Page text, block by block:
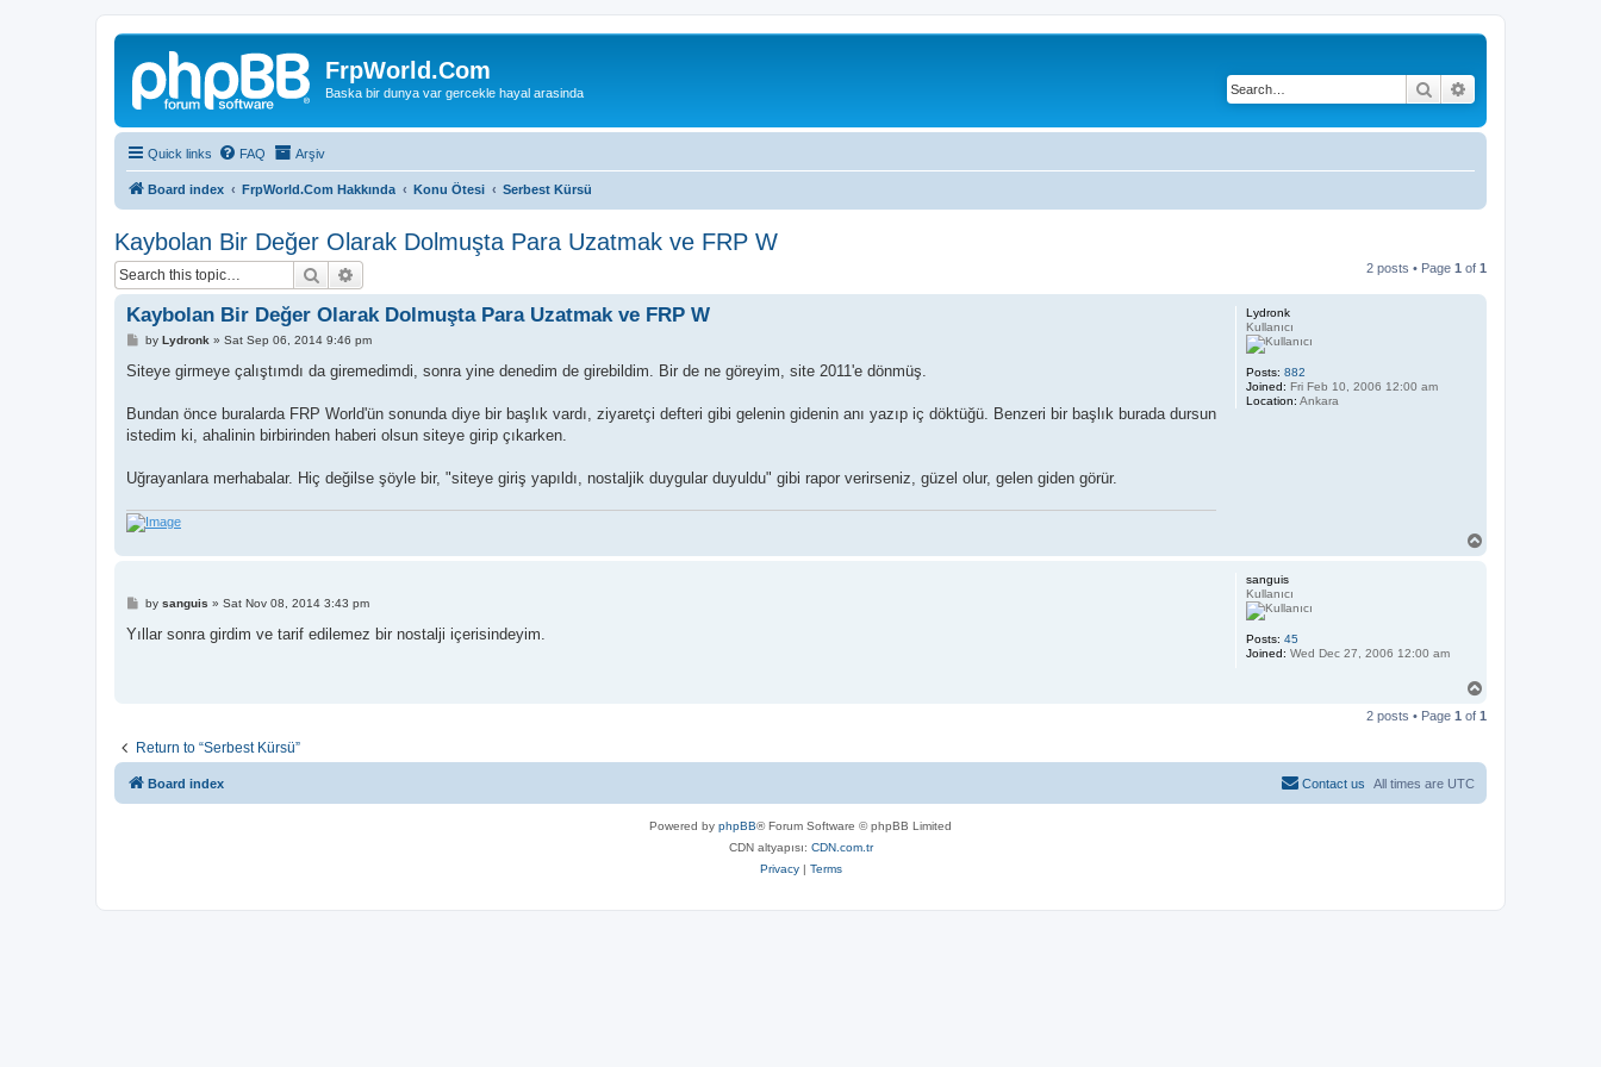
FrpWorld.Com
Baska bir dunya var gercekle hayal arasinda Search
Quick links FAQ Arşiv
Board index FrpWorld.Com Hakkında Konu Ötesi Serbest Kürsü
Kaybolan Bir Değer Olarak Dolmuşta Para Uzatmak ve FRP W
Search 2 posts • Page 1 of 1
Lydronk
Kullanıcı
Posts: 882
Joined: Fri Feb 10, 2006 12:00 am
Location: Ankara
Kaybolan Bir Değer Olarak Dolmuşta Para Uzatmak ve FRP W
P
s
by Lydronk » Sat Sep 06, 2014 9:46 pm
Siteye girmeye çalıştımdı da giremedimdi, sonra yine denedim de girebildim. Bir de ne göreyim, site 2011'e dönmüş.
Bundan önce buralarda FRP World'ün sonunda diye bir başlık vardı, ziyaretçi defteri gibi gelenin gidenin anı yazıp iç döktüğü. Benzeri bir başlık burada dursun
istedim ki, ahalinin birbirinden haberi olsun siteye girip çıkarken.
Uğrayanlara merhabalar. Hiç değilse şöyle bir, "siteye giriş yapıldı, nostaljik duygular duyuldu" gibi rapor verirseniz, güzel olur, gelen giden görür.
sanguis
Kullanıcı
Posts: 45
Joined: Wed Dec 27, 2006 12:00 am
P
s
by sanguis » Sat Nov 08, 2014 3:43 pm
Yıllar sonra girdim ve tarif edilemez bir nostalji içerisindeyim.
p
2 posts • Page 1 of 1
Return to “Serbest Kürsü”
Board index All times are UTC
Contact us
Powered by phpBB® Forum Software © phpBB Limited
CDN altyapısı: CDN.com.tr
Privacy| Terms